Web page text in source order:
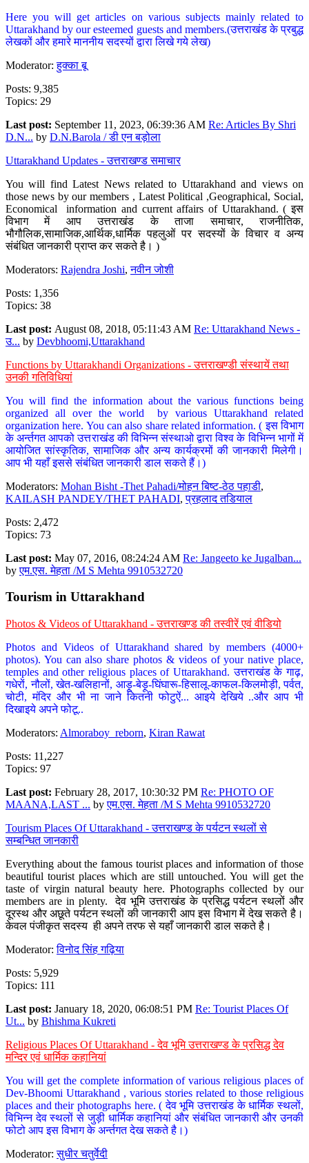
Here you will get articles on various subjects mainly related to
Uttarakhand by our esteemed guests and members.(उत्तराखंड के प्रबुद्ध
लेखकों और हमारे माननीय सदस्यों द्वारा लिखे गये लेख)
Moderator:हुक्का बू
Posts: 9,385
Topics: 29
Last post: September 11, 2023, 06:39:36 AM Re: Articles By Shri
D.N... by D.N.Barola / डी एन बड़ोला
Uttarakhand Updates - उत्तराखण्ड समाचार
You will find Latest News related to Uttarakhand and views on
those news by our members , Latest Political ,Geographical, Social,
Economical information and current affairs of Uttarakhand. ( इस
विभाग में आप उत्तराखंड के ताजा समाचार, राजनीतिक,
भौगौलिक,सामाजिक,आर्थिक,धार्मिक पहलुओं पर सदस्यों के विचार व अन्य
संबंधित जानकारी प्राप्त कर सकते है। )
Moderators: Rajendra Joshi,नवीन जोशी
Posts: 1,356
Topics: 38
Last post: August 08, 2018, 05:11:43 AM Re: Uttarakhand News -
उ... by Devbhoomi,Uttarakhand
Functions by Uttarakhandi Organizations - उत्तराखण्डी संस्थायें तथा
उनकी गतिविधियां
You will find the information about the various functions being
organized all over the world by various Uttarakhand related
organization here. You can also share related information. ( इस विभाग
के अर्न्तगत आपको उत्तराखंड की विभिन्न संस्थाओ द्वारा विश्व के विभिन्न भागों में
आयोजित सांस्कृतिक, सामाजिक और अन्य कार्यक्रमों की जानकारी मिलेगी।
आप भी यहाँ इससे संबंधित जानकारी डाल सकते हैं।)
Moderators: Mohan Bisht -Thet Pahadi/मोहन बिष्ट-ठेठ पहाडी,
KAILASH PANDEY/THET PAHADI,प्रहलाद तडियाल
Posts: 2,472
Topics: 73
Last post: May 07, 2016, 08:24:24 AM Re: Jangeeto ke Jugalban...
byएम.एस. मेहता /M S Mehta 9910532720
Tourism in Uttarakhand
Photos & Videos of Uttarakhand - उत्तराखण्ड की तस्वीरें एवं वीडियो
Photos and Videos of Uttarakhand shared by members (4000+
photos). You can also share photos & videos of your native place,
temples and other religious places of Uttarakhand. उत्तराखंड के गाढ़,
गधेरों, नौलों, खेत-खलिहानों, आड़ू-बेड़ू-घिंघारू-हिसालू-काफल-किलमोड़ी, पर्वत,
चोटी, मंदिर और भी ना जाने कितनी फोटुऐं... आइये देखिये ..और आप भी
दिखाइये अपने फोटू..
Moderators: Almoraboy_reborn, Kiran Rawat
Posts: 11,227
Topics: 97
Last post: February 28, 2017, 10:30:32 PM Re: PHOTO OF
MAANA,LAST ... byएम.एस. मेहता /M S Mehta 9910532720
Tourism Places Of Uttarakhand - उत्तराखण्ड के पर्यटन स्थलों से
सम्बन्धित जानकारी
Everything about the famous tourist places and information of those
beautiful tourist places which are still untouched. You will get the
taste of virgin natural beauty here. Photographs collected by our
members are in plenty. देव भूमि उत्तराखंड के प्रसिद्ध पर्यटन स्थलों और
दूरस्थ और अछूते पर्यटन स्थलों की जानकारी आप इस विभाग में देख सकते है।
केवल पंजीकृत सदस्य ही अपने तरफ से यहाँ जानकारी डाल सकते है।
Moderator:विनोद सिंह गढ़िया
Posts: 5,929
Topics: 111
Last post: January 18, 2020, 06:08:51 PM Re: Tourist Places Of
Ut... by Bhishma Kukreti
Religious Places Of Uttarakhand - देव भूमि उत्तराखण्ड के प्रसिद्ध देव
मन्दिर एवं धार्मिक कहानियां
You will get the complete information of various religious places of
Dev-Bhoomi Uttarakhand , various stories related to those religious
places and their photographs here. ( देव भूमि उत्तराखंड के धार्मिक स्थलों,
विभिन्न देव स्थलों से जुड़ी धार्मिक कहानियां और संबंधित जानकारी और उनकी
फोटो आप इस विभाग के अर्न्तगत देख सकते है।)
Moderator:सुधीर चतुर्वेदी